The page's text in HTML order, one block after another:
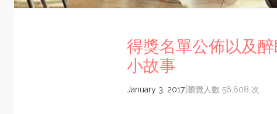
得獎名單公佈以及
小故事
January 3, 2017|瀏覽人數 56,608 次